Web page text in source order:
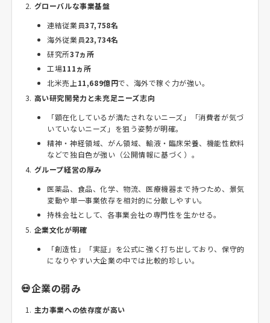
グローバルな事業基盤
連結従業員37,758名
海外従業員23,734名
研究所37ヵ所
工場111ヵ所
北米売上11,689億円で、海外で稼ぐ力が強い。
高い研究開発力と未充足ニーズ志向
「顕在化しているが満たされないニーズ」「消費者が気づ
いていないニーズ」を狙う姿勢が明確。
精神・神経領域、がん領域、輸液・臨床栄養、機能性飲料
などで独自色が強い（公開情報に基づく）。
グループ経営の厚み
医薬品、食品、化学、物流、医療機器まで持つため、景気
変動や単一事業依存を相対的に分散しやすい。
持株会社として、各事業会社の専門性を生かせる。
企業文化が明確
「創造性」「実証」を公式に強く打ち出しており、保守的
になりやすい大企業の中では比較的珍しい。
💀企業の弱み
主力事業への依存度が高い